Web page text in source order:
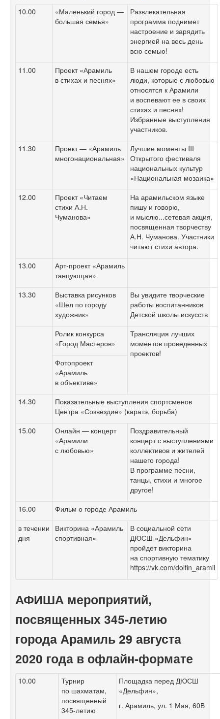
10.00
«Маленький город —
большая семья»
Развлекательная
программа поднимет
настроение и зарядить
энергией на весь день
всю семью!
11.00
Проект «Арамиль
в стихах и песнях»
В нашем городе есть
люди, которые с любовью
относятся к Арамили
и воспевают ее в своих
стихах и песнях!
Избранные выступления
участников.
11.30
Проект — «Арамиль
многонациональная»
Лучшие моменты III
Открытого фестиваля
национальных культур
«Национальная мозаика»
12.00
Проект «Читаем
стихи А.Н.
Чуманова»
На арамильском языке
пишу и говорю,
и мыслю...сетевая акция,
посвященная творчеству
А.Н. Чуманова. Участники
читают стихи автора.
13.00
Арт-проект «Арамиль
танцующая»
13.30
Выставка рисунков
«Шел по городу
художник»
Вы увидите творческие
работы воспитанников
Детской школы искусств
Ролик конкурса
«Город Мастеров»
Трансляция лучших
моментов проведенных
проектов!
Фотопроект
«Арамиль
в объективе»
14.30
Показательные выступления спортсменов
Центра «Созвездие» (каратэ, борьба)
15.00
Онлайн — концерт
«Арамили
с любовью»
Поздравительный
концерт с выступлениями
коллективов и жителей
нашего города!
В программе песни,
танцы, стихи и многое
другое!
16.00
Фильм о городе Арамиль
в течении
дня
Викторина «Арамиль
спортивная»
В социальной сети
ДЮСШ «Дельфин»
пройдет викторина
на спортивную тематику
https://vk.com/dolfin_aramil
АФИША мероприятий,
посвященных345-летию
города Арамиль29 августа
2020 года в офлайн-формате
10.00
Турнир
по шахматам,
посвященный
345-летию
Площадка перед ДЮСШ
«Дельфин»,
г. Арамиль, ул. 1 Мая, 60В